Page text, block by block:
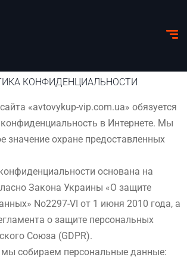
КОНФИДЕНЦИАЛЬНОСТИ
«avtovykup-vip.com.ua» обязуется
в Интернете. Мы
значение охране предоставленных
основана на
Закона Украины «О защите
No2297-VI от 1 июня 2010 года, а
о защите персональных
Союза (GDPR).
собираем персональные данные: